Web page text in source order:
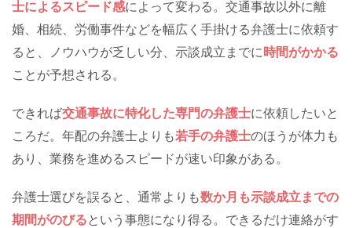
士によるスピード感によって変わる。交通事故以外に離
婚、相続、労働事件などを幅広く手掛ける弁護士に依頼す
ると、ノウハウが乏しい分、示談成立までに時間がかかる
ことが予想される。
できれば交通事故に特化した専門の弁護士に依頼したいと
ころだ。年配の弁護士よりも若手の弁護士のほうが体力も
あり、業務を進めるスピードが速い印象がある。
弁護士選びを誤ると、通常よりも数か月も示談成立までの
期間がのびるという事態になり得る。できるだけ連絡がす